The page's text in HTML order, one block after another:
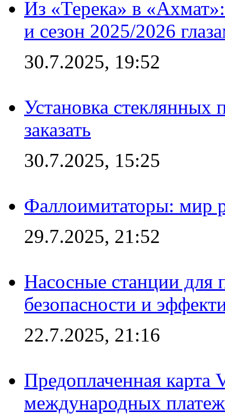
Из «Терека» в
и сезон 2025/2026
30.7.2025, 19:52
Установка стеклянных
заказать
30.7.2025, 15:25
Фаллоимитаторы: мир
29.7.2025, 21:52
Насосные станции для
безопасности и
22.7.2025, 21:16
Предоплаченная карта
международных